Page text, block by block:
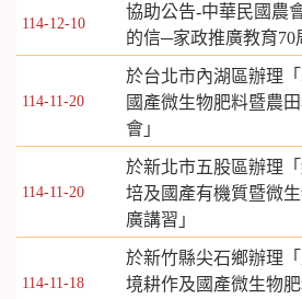
114-12-10
協助公告-中華民國農
的信─家政推廣教育70
114-11-20
於台北市內湖區辦理
國產微生物肥料暨農
會」
114-11-20
於新北市五股區辦理
培及國產有機質暨微
廣講習」
114-11-18
於新竹縣尖石鄉辦理
境耕作及國產微生物